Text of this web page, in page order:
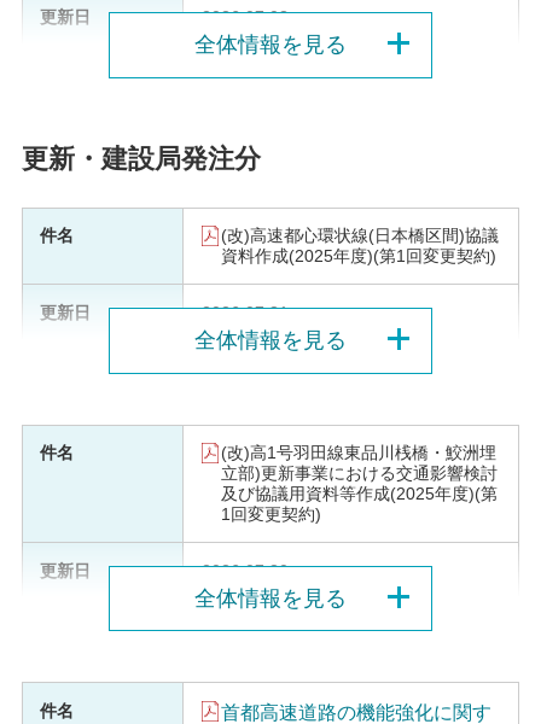
2026.07.03
全体情報を見る
更新・建設局発注分
(改)高速都心環状線(日本橋区間)協議
資料作成(2025年度)(第1回変更契約)
2026.07.31
全体情報を見る
(改)高1号羽田線東品川桟橋・鮫洲埋
立部)更新事業における交通影響検討
及び協議用資料等作成(2025年度)(第
1回変更契約)
2026.07.30
全体情報を見る
首都高速道路の機能強化に関す